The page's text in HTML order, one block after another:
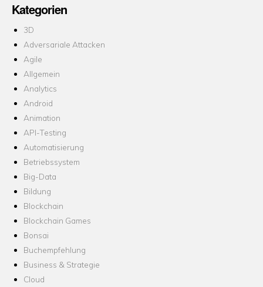
Kategorien
3D
Adversariale Attacken
Agile
Allgemein
Analytics
Android
Animation
API-Testing
Automatisierung
Betriebssystem
Big-Data
Bildung
Blockchain
Blockchain Games
Bonsai
Buchempfehlung
Business & Strategie
Cloud